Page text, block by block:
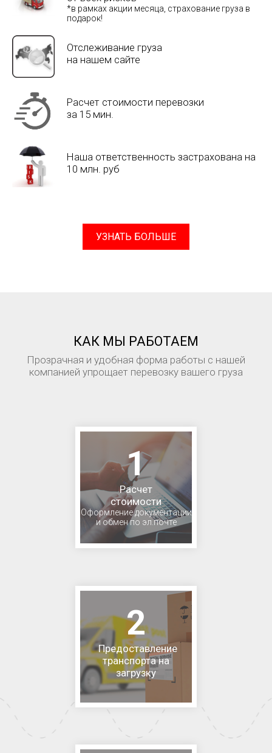
*в рамках акции месяца, страхование груза в
подарок!
Отслеживание груза
на нашем сайте
Расчет стоимости перевозки
за 15 мин.
Наша ответственность застрахована на
10 млн. руб
УЗНАТЬ БОЛЬШЕ
КАК МЫ РАБОТАЕМ
Прозрачная и удобная форма работы с нашей
компанией упрощает перевозку вашего груза
1
Расчет
стоимости
Оформление документации
и обмен по эл.почте
2
Предоставление
транспорта на
загрузку